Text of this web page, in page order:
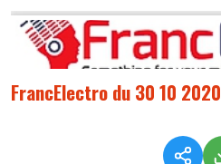
FrancElectro du 30 10 2020